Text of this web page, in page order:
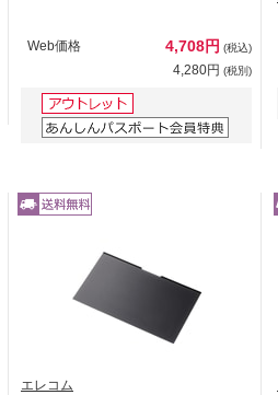
Web価格 4,708円 (税込)
4,280円 (税別)
エレコム